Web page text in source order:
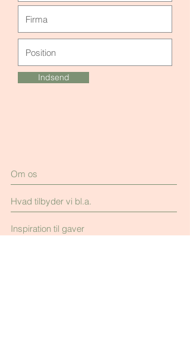
Indsend
Om os
Hvad tilbyder vi bl.a.
Inspiration til gaver